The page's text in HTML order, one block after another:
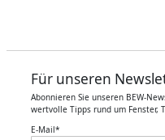
Für unseren
Abonnieren Sie unseren BEW-
wertvolle Tipps rund um Fenster,
E-Mail*